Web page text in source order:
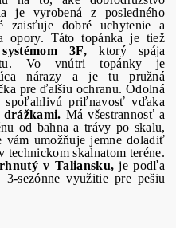
je vyrobená z posledného
zaisťuje dobré uchytenie a
opory. Táto topánka je tiež
3F,ktorý spája
Vo vnútri topánky je
nárazy a je tu pružná
pre ďalšiu ochranu. Odolná
spoľahlivú priľnavosť vďaka
drážkami. Má všestrannosť a
od bahna a trávy po skalu,
vám umožňuje jemne doladiť
technickom skalnatom teréne.
v Taliansku, je podľa
sezónne využitie pre pešiu